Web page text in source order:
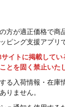
方が適正価格で商
ピング支援アプリ
イトに掲載して
とを固く禁止いた
る入荷情報・在庫
りません。